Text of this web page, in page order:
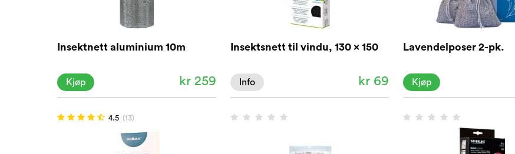
Insektnett aluminium 10m
kr 259
Kjøp
Insektsnett til vindu, 130 x 150
kr 69
Info
Lavendelposer 2-pk.
Kjøp
4.5 (13)